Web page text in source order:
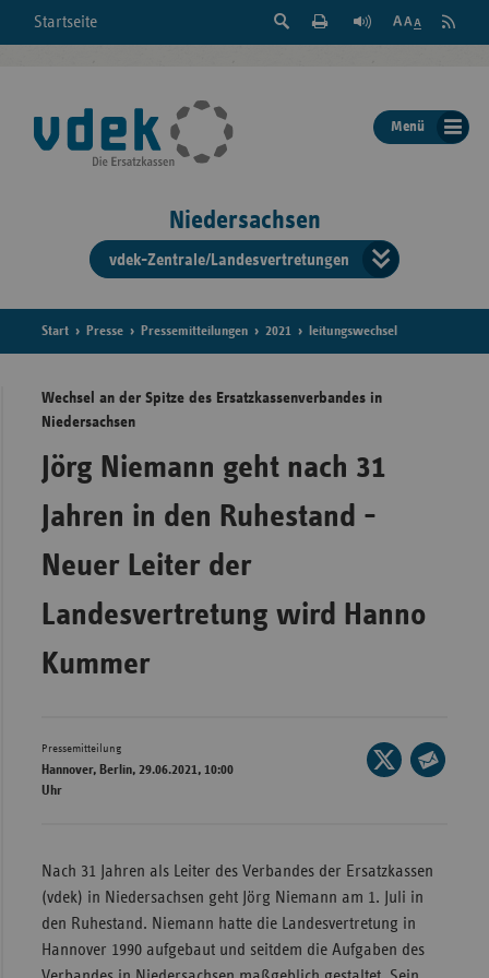
Startseite
Suche
der
Seite
Feed
Menü
Niedersachsen
vdek-Zentrale/Landesvertretungen
der
Start Presse Pressemitteilungen 2021 leitungswechsel
Wechsel an der Spitze des Ersatzkassenverbandes in
Niedersachsen
Jörg Niemann geht nach 31
Jahren in den Ruhestand -
Neuer Leiter der
Landesvertretung wird Hanno
Kummer
Pressemitteilung
Hannover, Berlin, 29.06.2021, 10:00
Uhr
Seite
auf
Mail
Nach 31 Jahren als Leiter des Verbandes der Ersatzkassen
(vdek) in Niedersachsen geht Jörg Niemann am 1. Juli in
den Ruhestand. Niemann hatte die Landesvertretung in
Hannover 1990 aufgebaut und seitdem die Aufgaben des